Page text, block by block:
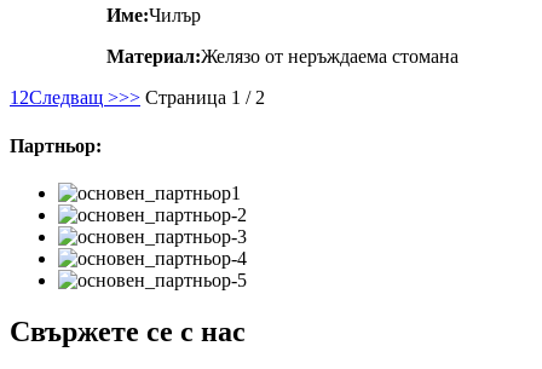
Име:Чилър
Материал:Желязо от неръждаема стомана
1 2Следващ >>> Страница 1 / 2
Партньор:
Свържете се с нас